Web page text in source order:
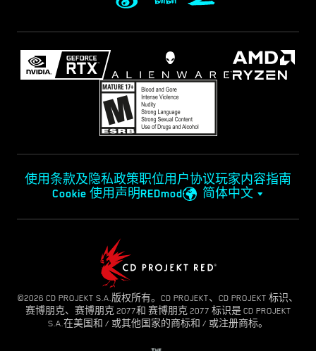
使用条款及隐私政策职位用户协议玩家内容指南
Cookie 使用声明REDmod 简体中文
©2026 CD PROJEKT S.A.版权所有。CD PROJEKT、CD PROJEKT 标识、
赛博朋克、赛博朋克 2077和 赛博朋克 2077 标识是 CD PROJEKT
S.A.在美国和 / 或其他国家的商标和 / 或注册商标。